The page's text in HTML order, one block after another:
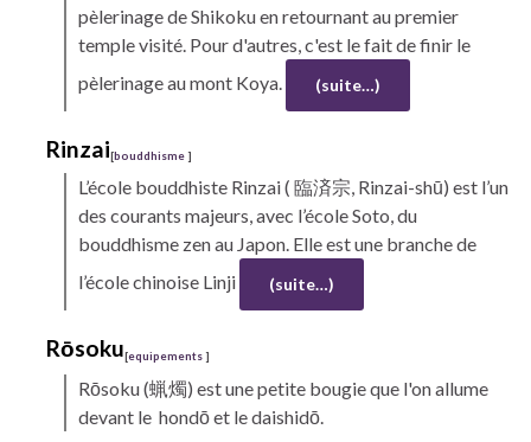
pèlerinage deShikokuen retournant au premier
temple visité. Pour d'autres, c'est le fait de finir le
pèlerinage aumont Koya. (suite…)
Rinzai[bouddhisme]
L’école bouddhiste Rinzai( 臨済宗, Rinzai-shū) est l’un
des courants majeurs, avec l’école Soto, du
bouddhisme zen au Japon. Elle est une branche de
l’école chinoise Linji
(suite…)
Rōsoku[equipements]
Rōsoku(蝋燭) est une petite bougie que l'on allume
devant le hondōet ledaishidō.